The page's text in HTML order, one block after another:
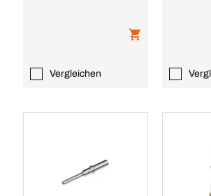
Vergleichen